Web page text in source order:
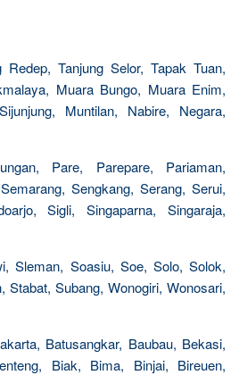
Redep, Tanjung Selor, Tapak Tuan,
Muara Bungo, Muara Enim,
Muntilan, Nabire, Negara,
Pare, Parepare, Pariaman,
Sengkang, Serang, Serui,
Sigli, Singaparna, Singaraja,
Sleman, Soasiu, Soe, Solo, Solok,
Stabat, Subang, Wonogiri, Wonosari,
Batusangkar, Baubau, Bekasi,
Biak, Bima, Binjai, Bireuen,